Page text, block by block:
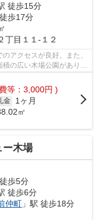
徒歩15分
歩17分
丁目１１-１２
の広い木場公園があり、
等：3,000円 )
金
1ヶ月
㎡
ー木場
歩5分
徒歩6分
仲町 」駅 徒歩18分